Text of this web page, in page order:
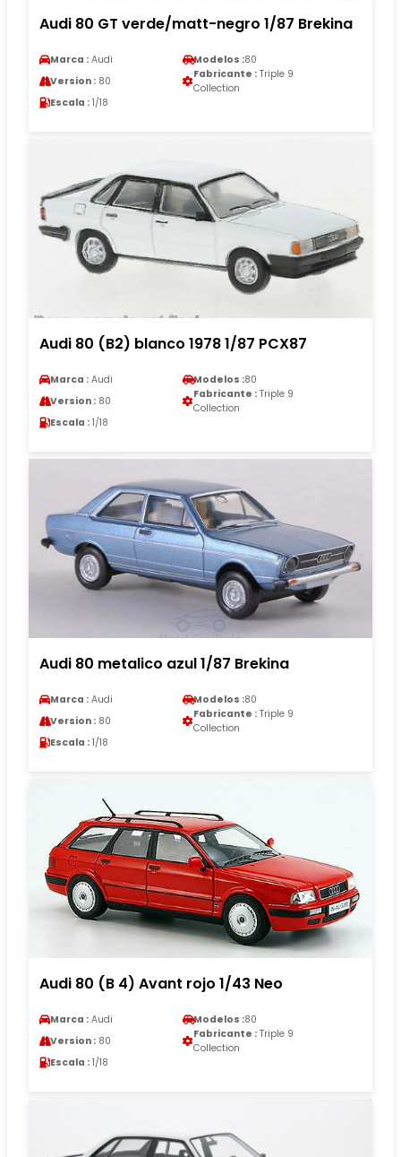
Audi 80 GT verde/matt-negro 1/87 Brekina
Marca : Audi Modelos :80
Version : 80
Fabricante : Triple 9
Collection
Escala : 1/18
Audi 80 (B2) blanco 1978 1/87 PCX87
Marca : Audi Modelos :80
Version : 80
Fabricante : Triple 9
Collection
Escala : 1/18
Audi 80 metalico azul 1/87 Brekina
Marca : Audi Modelos :80
Version : 80
Fabricante : Triple 9
Collection
Escala : 1/18
Audi 80 (B 4) Avant rojo 1/43 Neo
Marca : Audi Modelos :80
Version : 80
Fabricante : Triple 9
Collection
Escala : 1/18